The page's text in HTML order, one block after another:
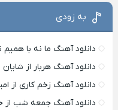
به زودی
دانلود آهنگ ما نه با
دانلود آهنگ هربار از شایان
دانلود آهنگ زخم کاری از
دانلود آهنگ جمعه شب از